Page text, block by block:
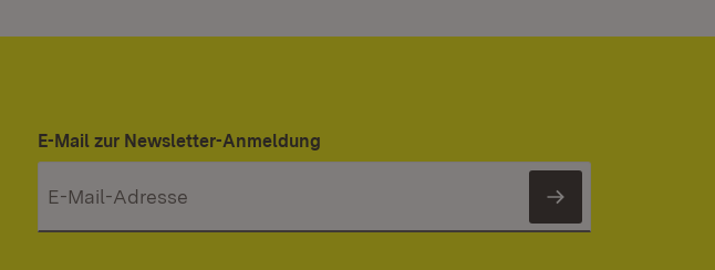
E-Mail zur Newsletter-Anmeldung
Newsletter